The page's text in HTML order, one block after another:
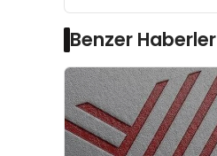
Benzer Haberler